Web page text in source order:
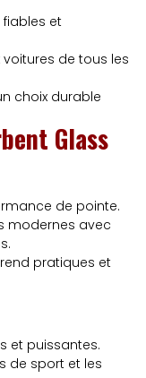
et
de tous les
choix durable
Glass
de pointe.
modernes avec
pratiques et
et puissantes.
de sport et les